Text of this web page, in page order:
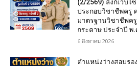
(2/2569) ลิงก์เว็บไ
ประกอบวิชาชีพครู
มาตรฐานวิชาชีพค
กระดาษ ประจำปี พ.
6 สิงหาคม 2026
ตำแหน่งว่างสอบร